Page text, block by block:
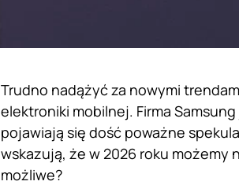
Trudno nadążyć za nowymi
elektroniki mobilnej. Firma
pojawiają się dość poważne
wskazują, że w 2026 roku
możliwe?